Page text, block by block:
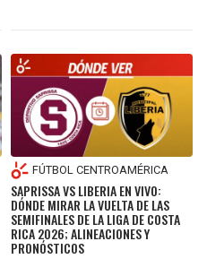
FÚTBOL CENTROAMÉRICA
SAPRISSA VS LIBERIA EN VIVO:
DÓNDE MIRAR LA VUELTA DE LAS
SEMIFINALES DE LA LIGA DE COSTA
RICA 2026; ALINEACIONES Y
PRONÓSTICOS